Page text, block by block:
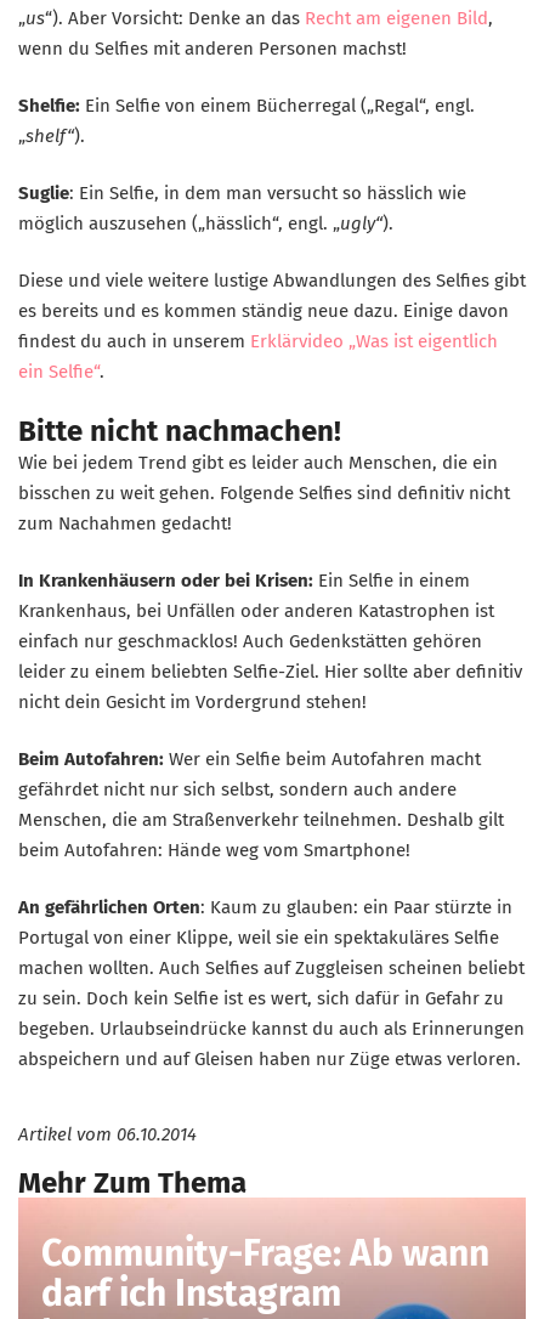
„us“). Aber Vorsicht: Denke an das Recht am eigenen Bild,
wenn du Selfies mit anderen Personen machst!
Shelfie: Ein Selfie von einem Bücherregal („Regal“, engl.
„shelf“).
Suglie: Ein Selfie, in dem man versucht so hässlich wie
möglich auszusehen („hässlich“, engl. „ugly“).
Diese und viele weitere lustige Abwandlungen des Selfies gibt
es bereits und es kommen ständig neue dazu. Einige davon
findest du auch in unserem Erklärvideo „Was ist eigentlich
ein Selfie“.
Bitte nicht nachmachen!
Wie bei jedem Trend gibt es leider auch Menschen, die ein
bisschen zu weit gehen. Folgende Selfies sind definitiv nicht
zum Nachahmen gedacht!
In Krankenhäusern oder bei Krisen: Ein Selfie in einem
Krankenhaus, bei Unfällen oder anderen Katastrophen ist
einfach nur geschmacklos! Auch Gedenkstätten gehören
leider zu einem beliebten Selfie-Ziel. Hier sollte aber definitiv
nicht dein Gesicht im Vordergrund stehen!
Beim Autofahren: Wer ein Selfie beim Autofahren macht
gefährdet nicht nur sich selbst, sondern auch andere
Menschen, die am Straßenverkehr teilnehmen. Deshalb gilt
beim Autofahren: Hände weg vom Smartphone!
An gefährlichen Orten: Kaum zu glauben: ein Paar stürzte in
Portugal von einer Klippe, weil sie ein spektakuläres Selfie
machen wollten. Auch Selfies auf Zuggleisen scheinen beliebt
zu sein. Doch kein Selfie ist es wert, sich dafür in Gefahr zu
begeben. Urlaubseindrücke kannst du auch als Erinnerungen
abspeichern und auf Gleisen haben nur Züge etwas verloren.
Artikel vom 06.10.2014
Mehr Zum Thema
Community-Frage: Ab wann
darf ich Instagram